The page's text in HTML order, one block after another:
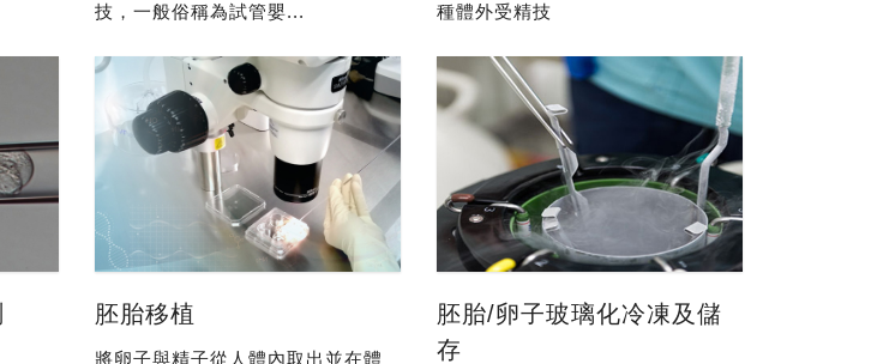
技，一般俗稱為試管嬰...
種體外受精技
胚胎移植
將卵子與精子從人體內取出並在體
胚胎/卵子玻璃化冷凍及儲
存